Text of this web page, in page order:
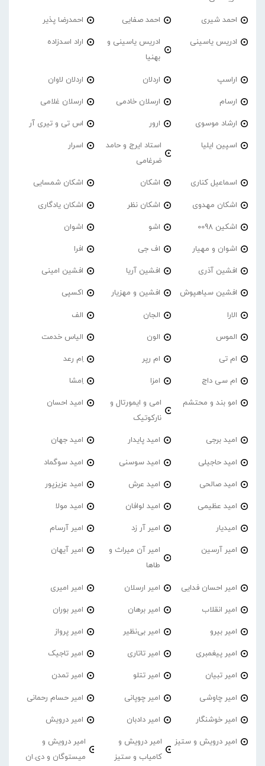
احمد شیری احمد صفایی احمدرضا پذیر
ادریس یاسینی
ادریس یاسینی و
بهنیا
اراد اسدزاده
اراسپ اردلان اردلان لاوان
ارسام ارسلان خادمی ارسلان غلامی
ارشاد موسوی ارور اس تی و تیری آر
اسپین ایلیا
استاد ایرج و حامد
ضرغامی
اسرار
اسماعیل کناری اشکان اشکان شمسایی
اشکان مهدوی اشکان نظر اشکان یادگاری
اشکین 0098 اشو اشوان
اشوان و مهیار اف جی افرا
افشین آذری افشین آریا افشین امینی
افشین سیاهپوش افشین و مهزیار اکسپی
الارا الجان الف
الموس الون الیاس خدمت
ام تی ام رپر اِم رعد
ام سی داج امزا اِمشا
امو بند و محتشم
امی و ایمورتال و
نارکوتیک
امید احسان
امید برجی امید پایدار امید جهان
امید حاجیلی امید سوسنی امید سوگماد
امید صالحی امید عرش امید عزیزپور
امید عظیمی امید لوافان امید مولا
امیدیار امیر آر زد امیر آرسام
امیر آرسین
امیر آن میراث و
طاها
امیر آیهان
امیر احسان فدایی امیر ارسلان امیر امیری
امیر انقلاب امیر برهان امیر‌ بوران
امیر بیرو امیر بی‌نظیر امیر پرواز
امیر پیغمبری امیر تاتاری امیر تاجیک
امیر تبیان امیر تتلو امیر تمدن
امیر چاوشی امیر چوپانی امیر حسام رحمانی
امیر خوشنگار امیر دادبان امیر درویش
امیر درویش و ستیز
امیر درویش و
کامیاب و ستیز
امیر درویش و
میستوگان و دی.ان